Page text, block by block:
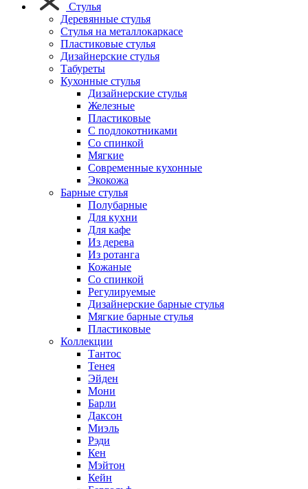
Стулья
Деревянные стулья
Стулья на металлокаркасе
Пластиковые стулья
Дизайнерские стулья
Табуреты
Кухонные стулья
Дизайнерские стулья
Железные
Пластиковые
С подлокотниками
Со спинкой
Мягкие
Современные кухонные
Экокожа
Барные стулья
Полубарные
Для кухни
Для кафе
Из дерева
Из ротанга
Кожаные
Со спинкой
Регулируемые
Дизайнерские барные стулья
Мягкие барные стулья
Пластиковые
Коллекции
Тантос
Тенея
Эйден
Мони
Барли
Даксон
Миэль
Рэди
Кен
Мэйтон
Кейн